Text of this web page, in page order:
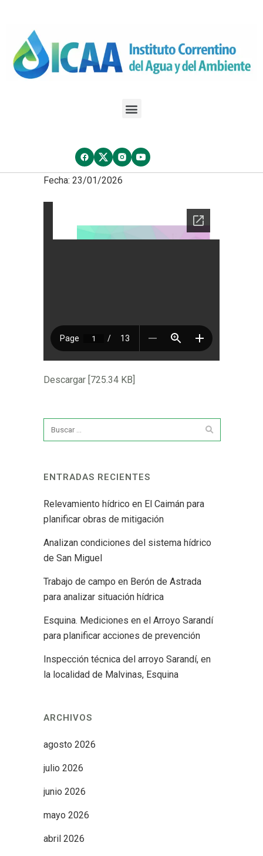
Fecha: 23/01/2026
Descargar [725.34 KB]
ENTRADAS RECIENTES
Relevamiento hídrico en El Caimán para
planificar obras de mitigación
Analizan condiciones del sistema hídrico
de San Miguel
Trabajo de campo en Berón de Astrada
para analizar situación hídrica
Esquina. Mediciones en el Arroyo Sarandí
para planificar acciones de prevención
Inspección técnica del arroyo Sarandí, en
la localidad de Malvinas, Esquina
ARCHIVOS
agosto 2026
julio 2026
junio 2026
mayo 2026
abril 2026